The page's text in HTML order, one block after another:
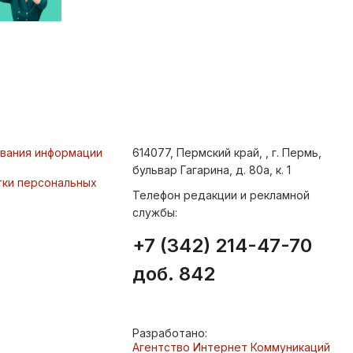
информации
персональных
614077, Пермский край, , г. Пермь,
бульвар Гагарина, д. 80а, к. 1
Телефон редакции и рекламной
службы:
+7 (342) 214-47-70
доб. 842
Разработано:
Агентство Интернет Коммуникаций